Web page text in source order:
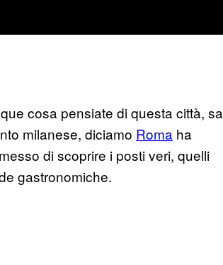
cosa pensiate di questa città, sa
milanese, diciamo Roma ha
di scoprire i posti veri, quelli
gastronomiche.